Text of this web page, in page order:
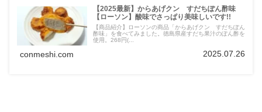
【2025最新】からあげクン すだちぽん酢味
【ローソン】酸味でさっぱり美味しいです!!
【商品紹介】ローソンの商品「からあげクン すだちぽん
酢味」を食べてみました。徳島県産すだち果汁のぽん酢を
使用。268円(...
conmeshi.com 2025.07.26